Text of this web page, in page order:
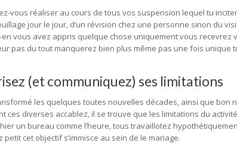
vous réaliser au cours de tous vos suspension lequel tu
jour le jour, d’un révision chez une personne sinon du
vous avez appris quelque chose uniquement vous
pas du tout manquerez bien plus même pas une fois unique
(et communiquez) ses limitations
les quelques toutes nouvelles décades, ainsi que bon
ces diverses accablez, il se trouve que les limitations du
un bureau comme l’heure, tous travaillotez
cet objectif s’immisce au sein de le mariage.